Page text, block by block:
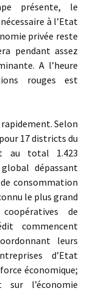
présente, le
à l’Etat
privée reste
pendant assez
A l’heure
rouges est
Selon
17 districts du
au total 1.423
dépassant
consommation
le plus grand
de
commencent
leurs
d’Etat
économique;
sur l’économie